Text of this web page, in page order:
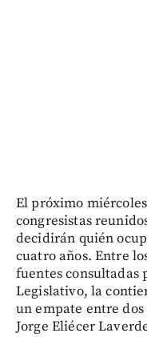
El próximo
congresistas
decidirán quién
cuatro años. Entre
fuentes consultadas
Legislativo, la
un empate entre
Jorge Eliécer